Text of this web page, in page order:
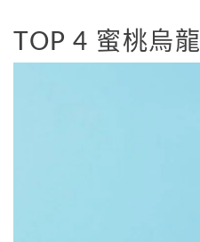
TOP 4 蜜桃烏龍